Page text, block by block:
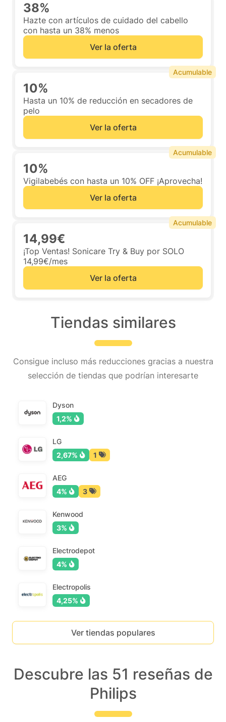
38%
Hazte con artículos de cuidado del cabello
con hasta un 38% menos
Ver la oferta
10%
Hasta un 10% de reducción en secadores de
pelo
Ver la oferta
Acumulable
10%
Vigilabebés con hasta un 10% OFF ¡Aprovecha!
Ver la oferta
Acumulable
14,99€
¡Top Ventas! Sonicare Try & Buy por SOLO
14,99€/mes
Ver la oferta
Acumulable
Tiendas similares
Consigue incluso más reducciones gracias a nuestra
selección de tiendas que podrían interesarte
Dyson
1,2%
LG
2,67%
1
AEG
4%
3
Kenwood
3%
Electrodepot
4%
Electropolis
4,25%
Ver tiendas populares
Descubre las 51 reseñas de
Philips